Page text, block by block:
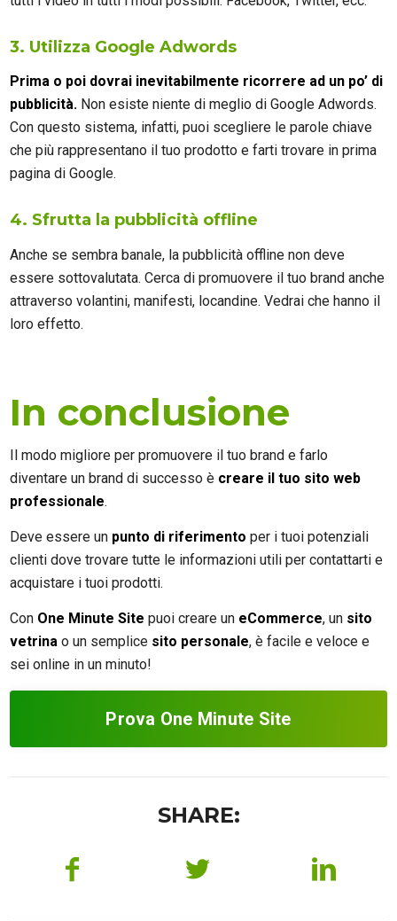
3. Utilizza Google Adwords
Prima o poi dovrai inevitabilmente ricorrere ad un po’ di
pubblicità. Non esiste niente di meglio di Google Adwords.
Con questo sistema, infatti, puoi scegliere le parole chiave
che più rappresentano il tuo prodotto e farti trovare in prima
pagina di Google.
4. Sfrutta la pubblicità offline
Anche se sembra banale, la pubblicità offline non deve
essere sottovalutata. Cerca di promuovere il tuo brand anche
attraverso volantini, manifesti, locandine. Vedrai che hanno il
loro effetto.
In conclusione
Il modo migliore per promuovere il tuo brand e farlo
diventare un brand di successo è creare il tuo sito web
professionale.
Deve essere un punto di riferimento per i tuoi potenziali
clienti dove trovare tutte le informazioni utili per contattarti e
acquistare i tuoi prodotti.
Con One Minute Site puoi creare un eCommerce, un sito
vetrina o un semplice sito personale, è facile e veloce e
sei online in un minuto!
Prova One Minute Site
SHARE: